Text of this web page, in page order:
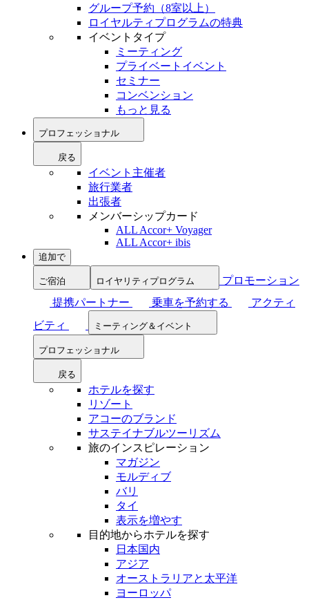
グループ予約（8室以上）
ロイヤルティプログラムの特典
イベントタイプ
ミーティング
プライベートイベント
セミナー
コンベンション
もっと見る
プロフェッショナル
戻る
イベント主催者
旅行業者
出張者
メンバーシップカード
ALL Accor+ Voyager
ALL Accor+ ibis
追加で
ご宿泊 ロイヤリティプログラム
プロモーション
提携パートナー
乗車を予約する
アクティ
ビティ
ミーティング＆イベント
プロフェッショナル
戻る
ホテルを探す
リゾート
アコーのブランド
サステイナブルツーリズム
旅のインスピレーション
マガジン
モルディブ
バリ
タイ
表示を増やす
目的地からホテルを探す
日本国内
アジア
オーストラリアと太平洋
ヨーロッパ